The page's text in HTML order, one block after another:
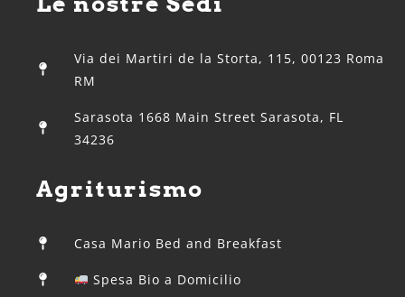
Via dei Martiri de la Storta, 115, 00123 Roma
RM
Sarasota 1668 Main Street Sarasota, FL
34236
Agriturismo
Casa Mario Bed and Breakfast
Spesa Bio a Domicilio